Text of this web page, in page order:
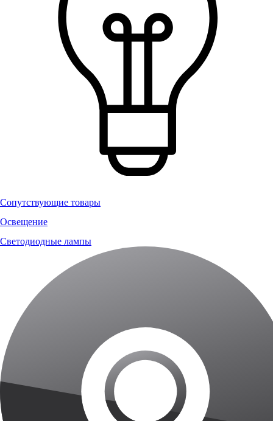
Сопутствующие товары
Освещение
Светодиодные лампы